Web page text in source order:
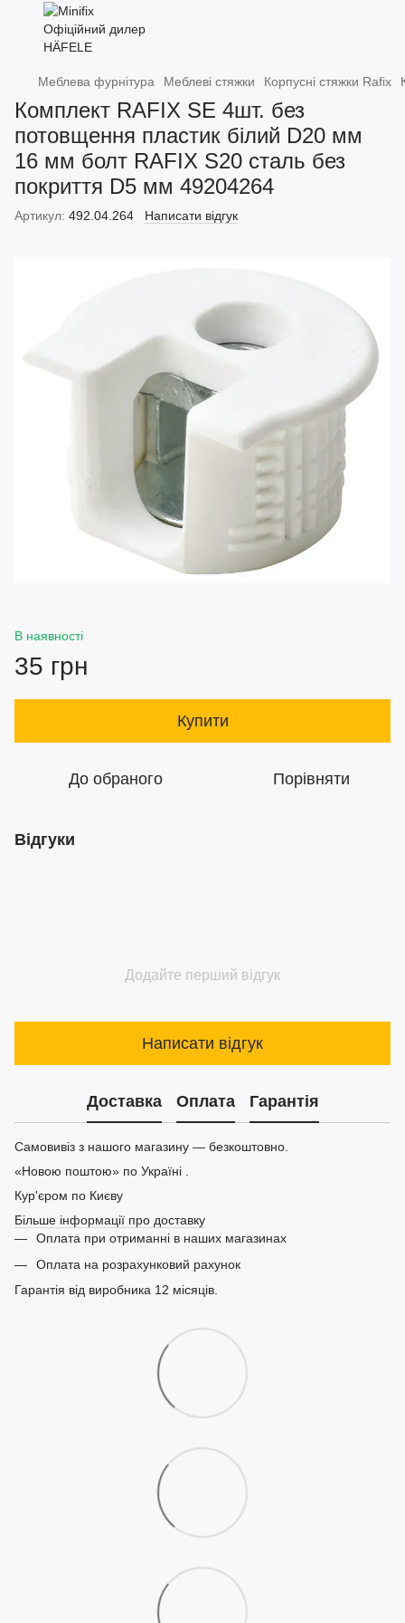
Меблева фурнітура Меблеві стяжки Корпусні стяжки Rafix
Комплект RAFIX SE 4шт. без
потовщення пластик білий D20 мм
16 мм болт RAFIX S20 сталь без
покриття D5 мм 49204264
Артикул: 492.04.264 Написати відгук
В наявності
35 грн
Купити
До обраного Порівняти
Відгуки
Додайте перший відгук
Написати відгук
Доставка Оплата Гарантія
Самовивіз з нашого магазину — безкоштовно.
«Новою поштою» по Україні .
Кур'єром по Києву
Більше інформації про доставку
Оплата при отриманні в наших магазинах
Оплата на розрахунковий рахунок
Гарантія від виробника 12 місяців.